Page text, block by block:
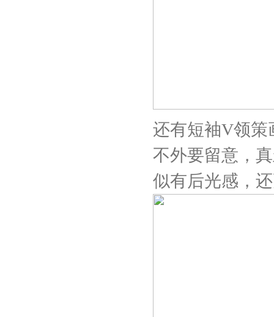
还有短袖V领策
不外要留意，
似有后光感，